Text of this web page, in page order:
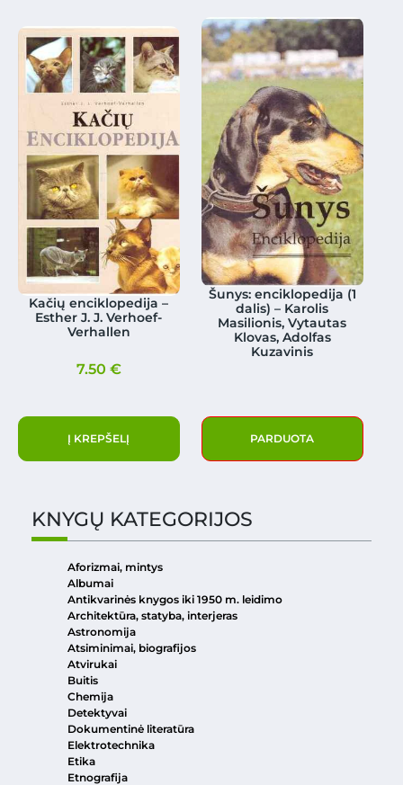
Kačių enciklopedija –
Esther J. J. Verhoef-
Verhallen
7.50 €
Į KREPŠELĮ
Šunys: enciklopedija (1
dalis) – Karolis
Masilionis, Vytautas
Klovas, Adolfas
Kuzavinis
PARDUOTA
KNYGŲ KATEGORIJOS
Aforizmai, mintys
Albumai
Antikvarinės knygos iki 1950 m. leidimo
Architektūra, statyba, interjeras
Astronomija
Atsiminimai, biografijos
Atvirukai
Buitis
Chemija
Detektyvai
Dokumentinė literatūra
Elektrotechnika
Etika
Etnografija